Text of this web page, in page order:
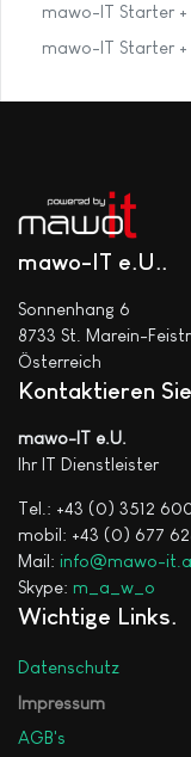
mawo-IT Starter +
mawo-IT Starter
mawo-IT e.U.
Sonnenhang 6
8733 St. Marein-
Österreich
Kontaktieren
mawo-IT e.U.
Ihr IT Dienstleister
Tel.: +43 (0) 3512
mobil: +43 (0) 677
Mail: info@mawo-
Skype: m_a_w_o
Wichtige Links
Datenschutz
Impressum
AGB's